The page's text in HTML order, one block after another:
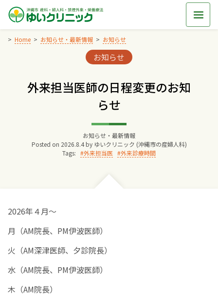
Skip
content
Home お知らせ・最新情報 お知らせ
Categories:
お知らせ
外来担当医師の日程変更のお知
らせ
お知らせ・最新情報
Posted on 2026.8.4 by ゆいクリニック (沖縄市の産婦人科)
Tags:
外来担当医 外来診療時間
2026年４月～
月（AM院長、PM伊波医師）
火（AM深津医師、夕診院長）
水（AM院長、PM伊波医師）
木（AM院長）
交通アクセス
院長からのごあいさつ
ゆいクリニックの経営理念
診療料金
お産について
親と子の結びつき支援